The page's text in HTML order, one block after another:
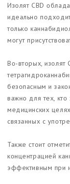
Изолят CBD
идеально
только
могут
Во-вторых, изолят
безопасным и
важно для тех, кто
медицинских
связанных с
Также стоит
концентрацией
эффективным при